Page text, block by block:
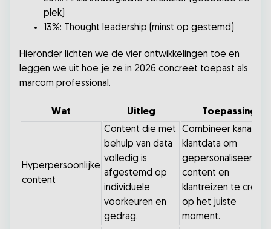
plek)
13%: Thought leadership (minst op gestemd)
Hieronder lichten we de vier ontwikkelingen toe en
leggen we uit hoe je ze in 2026 concreet toepast als
marcom professional.
Wat Uitleg Toepassing
Hyperpersoonlijke
content
Content die met
behulp van data
volledig is
afgestemd op
individuele
voorkeuren en
gedrag.
Combineer kanaal-
klantdata om
gepersonaliseerde
content en
klantreizen te
op het juiste
moment.